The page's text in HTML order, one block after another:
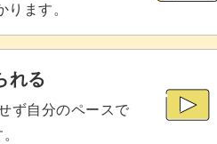
ます。
れる
ず自分のペースで